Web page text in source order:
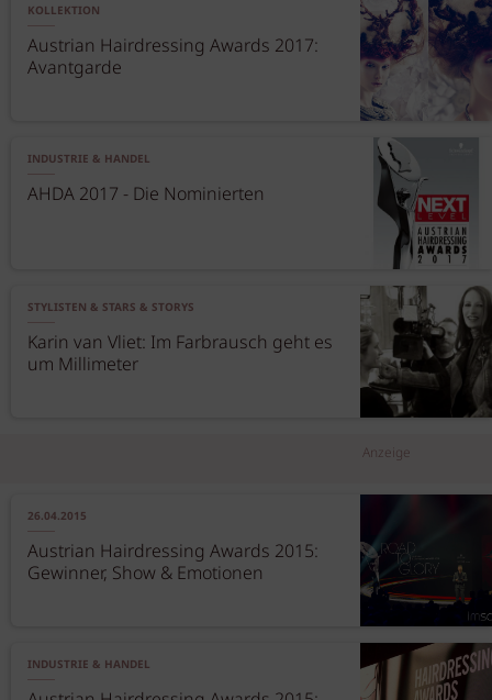
KOLLEKTION
Austrian Hairdressing Awards 2017:
Avantgarde
INDUSTRIE & HANDEL
AHDA 2017 - Die Nominierten
STYLISTEN & STARS & STORYS
Karin van Vliet: Im Farbrausch geht es
um Millimeter
Anzeige
26.04.2015
Austrian Hairdressing Awards 2015:
Gewinner, Show & Emotionen
INDUSTRIE & HANDEL